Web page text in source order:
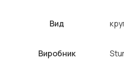
Вид
Виробник